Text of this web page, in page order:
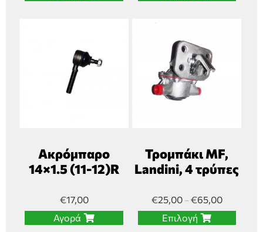
Ακρόμπαρο
14×1.5 (11-12)R
€17,00
Αγορά
Τρομπάκι MF,
Landini, 4 τρύπες
€25,00–€65,00
Επιλογή